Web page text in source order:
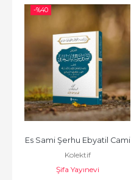
-%40
Es Sami Şerhu Ebyatil Cami
Kolektif
Şifa Yayınevi